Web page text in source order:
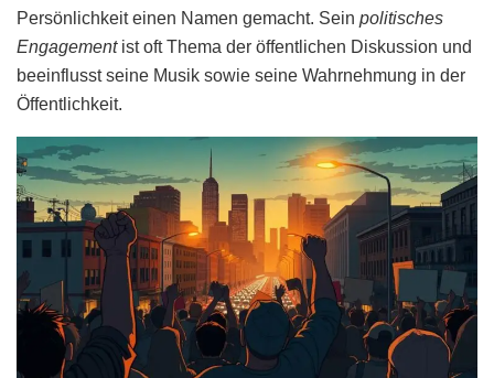
Persönlichkeit einen Namen gemacht. Sein politisches
Engagementist oft Thema der öffentlichen Diskussion und
beeinflusst seine Musik sowie seine Wahrnehmung in der
Öffentlichkeit.